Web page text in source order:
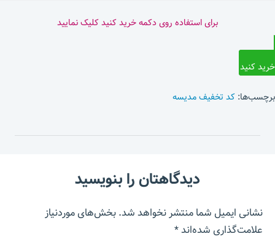
برای استفاده روی دکمه خرید کنید کلیک نمایید
خرید کنید
برچسب‌ها: کد تخفیف مدیسه
دیدگاهتان را بنویسید
نشانی ایمیل شما منتشر نخواهد شد.بخش‌های موردنیاز
علامت‌گذاری شده‌اند*